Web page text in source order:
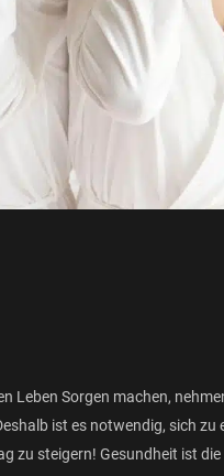
Leben Sorgen machen,
ist es notwendig, sich zu
zu steigern! Gesundheit ist